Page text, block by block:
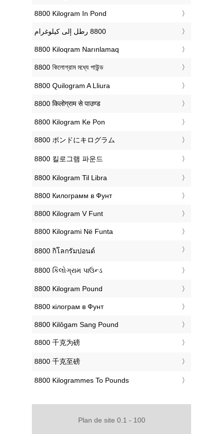
‎8800 Kilogram In Pond
‎8800 Kiloqram Narınlamaq
‎8800 কিলোগ্রাম মধ্যে পাউন্ড
‎8800 Quilogram A Lliura
‎8800 किलोग्राम से पाउण्ड
‎8800 Kilogram Ke Pon
‎8800 ポンドにキログラム
‎8800 킬로그램 파운드
‎8800 Kilogram Til Libra
‎8800 Килограмм в Фунт
‎8800 Kilogram V Funt
‎8800 Kilogrami Në Funta
‎8800 กิโลกรัมปอนด์
‎8800 કિલોગ્રામ પાઉન્ડ
‎8800 Kilogram Pound
‎8800 кілограм в Фунт
‎8800 Kilôgam Sang Pound
‎8800 千克为磅
‎8800 千克至磅
‎8800 Kilogrammes To Pounds
Plan de site 0.1 - 100